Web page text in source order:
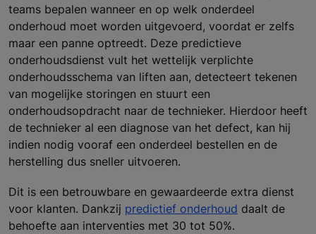
teams bepalen wanneer en op welk onderdeel
onderhoud moet worden uitgevoerd, voordat er zelfs
maar een panne optreedt. Deze predictieve
onderhoudsdienst vult het wettelijk verplichte
onderhoudsschema van liften aan, detecteert tekenen
van mogelijke storingen en stuurt een
onderhoudsopdracht naar de technieker. Hierdoor heeft
de technieker al een diagnose van het defect, kan hij
indien nodig vooraf een onderdeel bestellen en de
herstelling dus sneller uitvoeren.
Dit is een betrouwbare en gewaardeerde extra dienst
voor klanten. Dankzij predictief onderhoud daalt de
behoefte aan interventies met 30 tot 50%.